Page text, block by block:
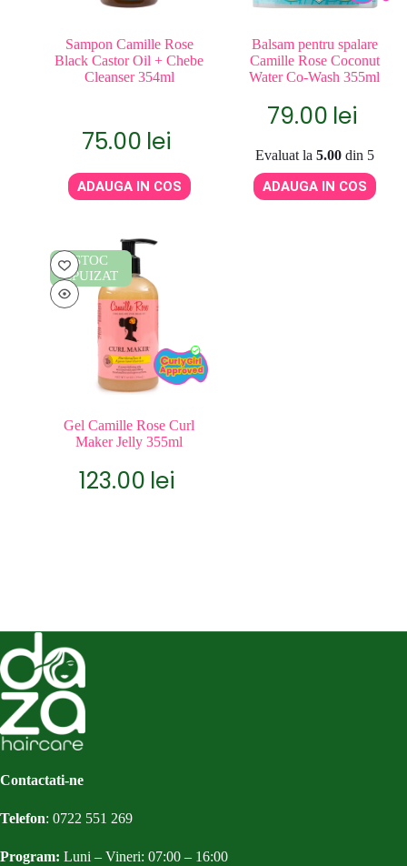
Sampon Camille Rose
Black Castor Oil + Chebe
Cleanser 354ml
75.00 lei
ADAUGA IN COS
Balsam pentru spalare
Camille Rose Coconut
Water Co-Wash 355ml
79.00 lei
Evaluat la 5.00din 5
ADAUGA IN COS
STOC
EPUIZAT
Gel Camille Rose Curl
Maker Jelly 355ml
123.00 lei
Contactati-ne
Telefon: 0722 551 269
Program: Luni – Vineri: 07:00 – 16:00